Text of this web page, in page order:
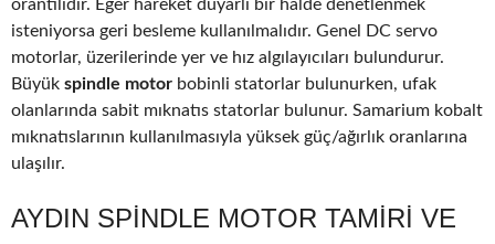
orantılıdır. Eğer hareket duyarlı bir halde denetlenmek
isteniyorsa geri besleme kullanılmalıdır. Genel DC servo
motorlar, üzerilerinde yer ve hız algılayıcıları bulundurur.
Büyük spindle motor bobinli statorlar bulunurken, ufak
olanlarında sabit mıknatıs statorlar bulunur. Samarium kobalt
mıknatıslarının kullanılmasıyla yüksek güç/ağırlık oranlarına
ulaşılır.
AYDIN SPINDLE MOTOR TAMIRI VE